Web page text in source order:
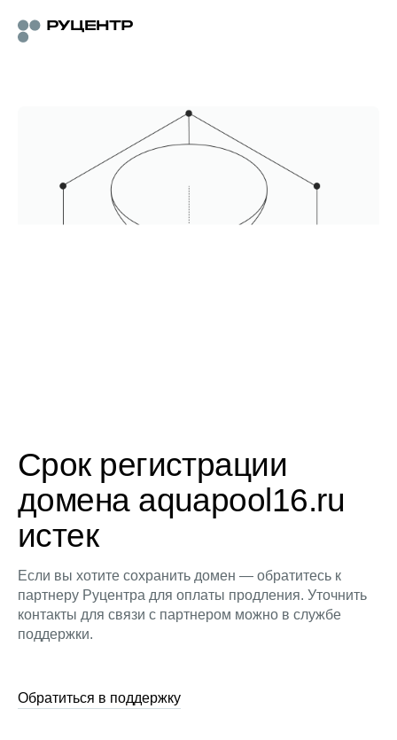
Срок регистрации
домена aquapool16.ru
истек
Если вы хотите сохранить домен — обратитесь к
партнеру Руцентра для оплаты продления. Уточнить
контакты для связи с партнером можно в службе
поддержки.
Обратиться в поддержку